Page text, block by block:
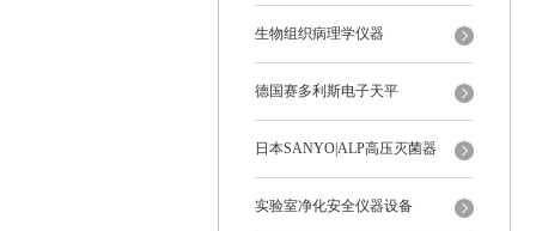
生物组织病理学仪器
德国赛多利斯电子天平
日本SANYO|ALP高压灭菌器
实验室净化安全仪器设备